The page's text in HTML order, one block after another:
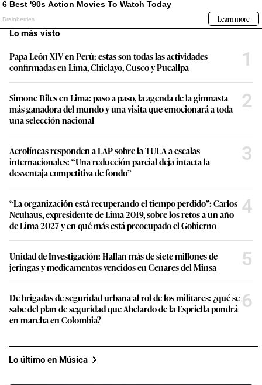
Lo más visto
Papa León XIV en Perú: estas son todas las actividades
confirmadas en Lima, Chiclayo, Cusco y Pucallpa
1
Simone Biles en Lima: paso a paso, la agenda de la gimnasta
más ganadora del mundo y una visita que emocionará a toda
una selección nacional
2
Aerolíneas responden a LAP sobre la TUUA a escalas
internacionales: “Una reducción parcial deja intacta la
desventaja competitiva de fondo”
3
“La organización está recuperando el tiempo perdido”: Carlos
Neuhaus, expresidente de Lima 2019, sobre los retos a un año
de Lima 2027 y en qué más está preocupado el Gobierno
4
Unidad de Investigación: Hallan más de siete millones de
jeringas y medicamentos vencidos en Cenares del Minsa
5
De brigadas de seguridad urbana al rol de los militares: ¿qué se
sabe del plan de seguridad que Abelardo de la Espriella pondrá
en marcha en Colombia?
6
Lo último en Música